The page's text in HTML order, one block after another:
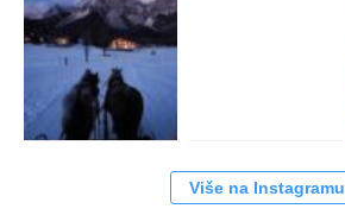
Više na Instagramu